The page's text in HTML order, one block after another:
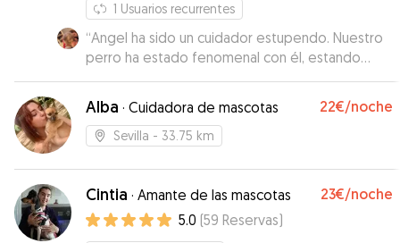
1 Usuarios recurrentes
“Angel ha sido un cuidador estupendo. Nuestro
perro ha estado fenomenal con él, estando
atendido todo el tiempo y muy bien cuidado.
Sin duda, volveremos a dejarlo con Angel. ”
Alba · Cuidadora de mascotas 22€/noche
Sevilla - 33.75 km
Cintia · Amante de las mascotas 23€/noche
5.0 (59 Reservas)